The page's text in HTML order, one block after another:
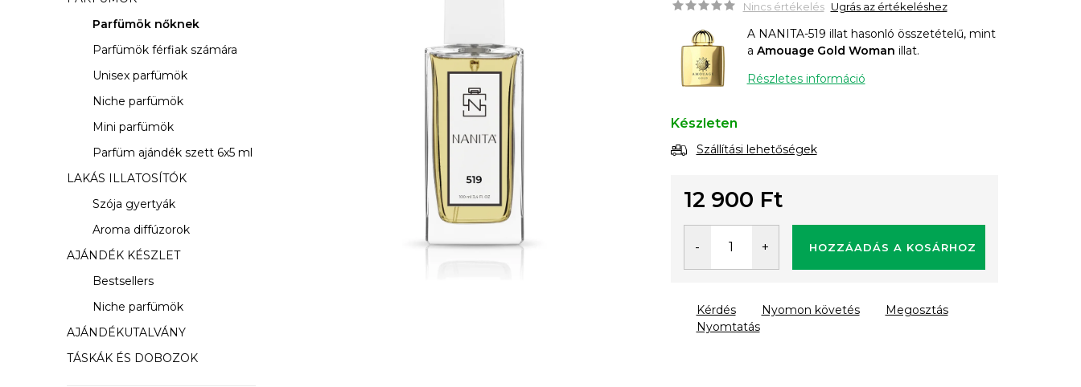
l
n
Parfümök nőknek
Parfümök férfiak számára
Unisex parfümök
Niche parfümök
Mini parfümök
Parfüm ajándék szett 6x5 ml
LAKÁS ILLATOSÍTÓK
Szója gyertyák
Aroma diffúzorok
AJÁNDÉK KÉSZLET
Bestsellers
Niche parfümök
AJÁNDÉKUTALVÁNY
TÁSKÁK ÉS DOBOZOK
Nincs értékelés Ugrás az értékeléshez
A NANITA-519 illat hasonló összetételű, mint
a Amouage Gold Woman illat.
Részletes információ
Készleten
Szállítási lehetőségek
12 900 Ft
HOZZÁADÁS A KOSÁRHOZ
Nyomtatás
Kérdés Nyomon követés Megosztás